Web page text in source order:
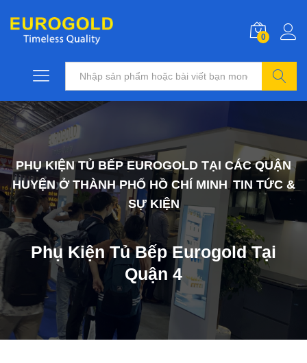
0
PHỤ KIỆN TỦ BẾP EUROGOLD TẠI CÁC QUẬN
HUYỆN Ở THÀNH PHỐ HỒ CHÍ MINH,TIN TỨC &
SỰ KIỆN
Phụ Kiện Tủ Bếp Eurogold Tại
Quận 4